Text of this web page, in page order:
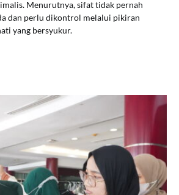
Menurutnya, sifat tidak pernah
dan perlu dikontrol melalui pikiran
yang bersyukur.